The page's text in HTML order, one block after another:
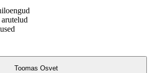
Toomas Osvet